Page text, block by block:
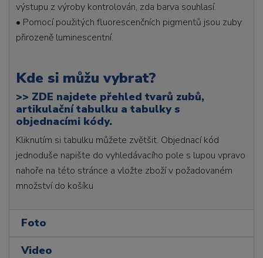
výstupu z výroby kontrolován, zda barva souhlasí.
• Pomocí použitých fluorescenčních pigmentů jsou zuby
přirozeně luminescentní.
Kde si můžu vybrat?
>> ZDE najdete přehled tvarů zubů,
artikulační tabulku a tabulky s
objednacími kódy.
Kliknutím si tabulku můžete zvětšit. Objednací kód
jednoduše napište do vyhledávacího pole s lupou vpravo
nahoře na této stránce a vložte zboží v požadovaném
množství do košíku
Foto
Video